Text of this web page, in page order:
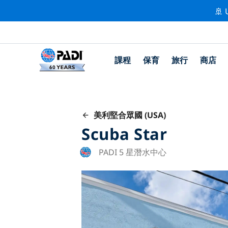
🚢
課程 保育 旅行 商店
美利堅合眾國 (USA)
Scuba Star
PADI 5 星潛水中心